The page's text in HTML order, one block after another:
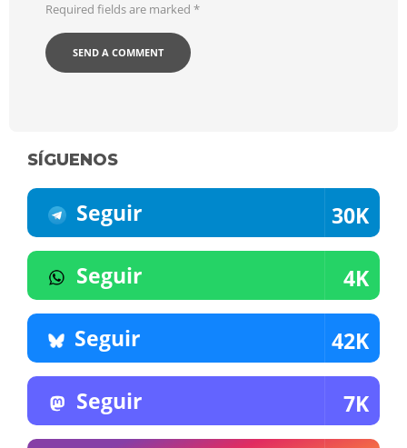
Required fields are marked *
SÍGUENOS
Seguir 30K
Seguir 4K
Seguir 42K
Seguir 7K